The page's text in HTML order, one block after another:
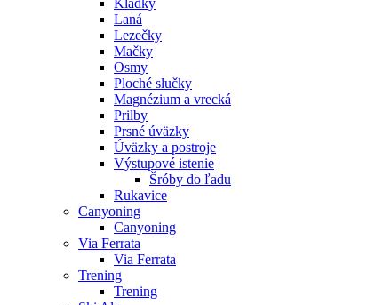
Laná
Lezečky
Mačky
Osmy
Ploché slučky
Magnézium a vrecká
Prilby
Prsné úväzky
Úväzky a postroje
Výstupové istenie
Šróby do ľadu
Rukavice
Canyoning
Canyoning
Via Ferrata
Via Ferrata
Trening
Trening